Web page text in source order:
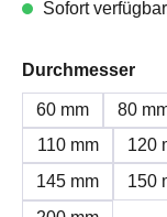
Sofort
Durchmesser
60 mm 80
110 mm
120
145 mm
150